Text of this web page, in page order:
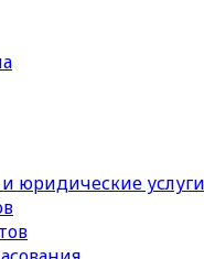
юридические услуги